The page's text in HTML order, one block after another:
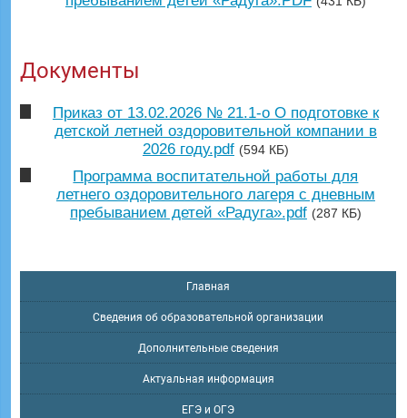
Документы
Приказ от 13.02.2026 № 21.1-о О подготовке к
детской летней оздоровительной компании в
2026 году.pdf (594 КБ)
Программа воспитательной работы для
летнего оздоровительного лагеря с дневным
пребыванием детей «Радуга».pdf (287 КБ)
Главная
Сведения об образовательной организации
Дополнительные сведения
Актуальная информация
ЕГЭ и ОГЭ